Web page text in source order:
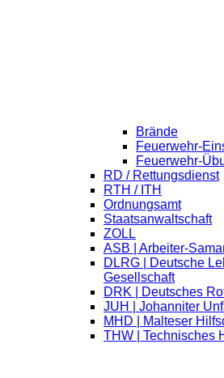
Brände
Feuerwehr-
Feuerwehr-
RD / Rettungsdienst
RTH / ITH
Ordnungsamt
Staatsanwaltschaft
ZOLL
ASB | Arbeiter-
DLRG | Deutsche
Gesellschaft
DRK | Deutsches
JUH | Johanniter
MHD | Malteser
THW | Technisches